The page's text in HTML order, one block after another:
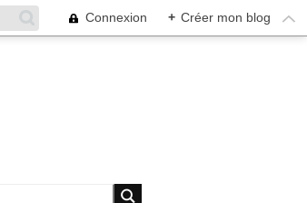
Connexion + Créer mon blog